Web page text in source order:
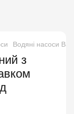
Водяні насоси
з